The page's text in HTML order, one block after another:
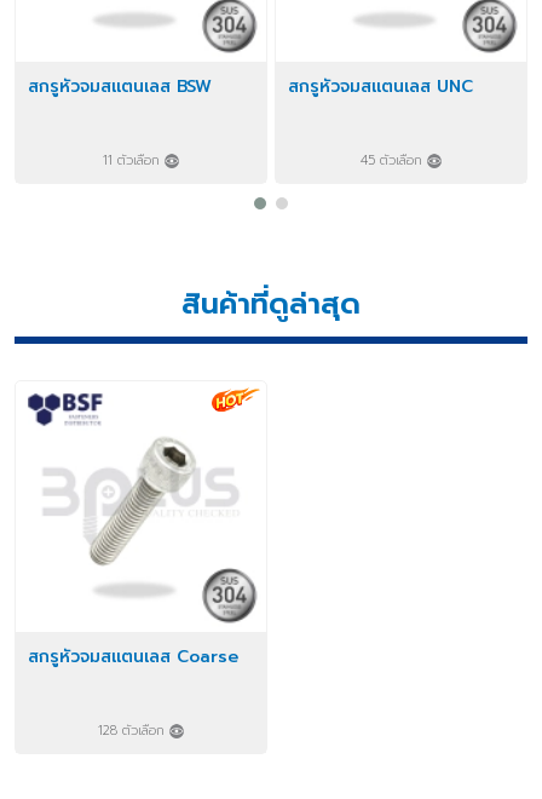
สกรูหัวจมสแตนเลส BSW
11 ตัวเลือก
สกรูหัวจมสแตนเลส UNC
45 ตัวเลือก
สินค้าที่ดูล่าสุด
สกรูหัวจมสแตนเลส Coarse
128 ตัวเลือก